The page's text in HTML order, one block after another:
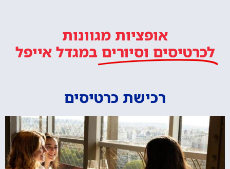
אופציות מגוונות
לכרטיסים וסיורים במגדל אייפל
רכישת כרטיסים